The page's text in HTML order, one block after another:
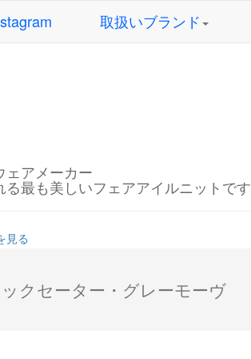
取扱いブランド
ェアメーカー
最も美しいフェアアイルニットです
見る
クセーター・グレーモーヴ